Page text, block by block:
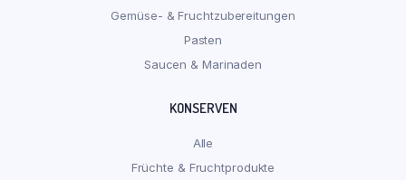
Gemüse- & Fruchtzubereitungen
Pasten
Saucen & Marinaden
KONSERVEN
Alle
Früchte & Fruchtprodukte